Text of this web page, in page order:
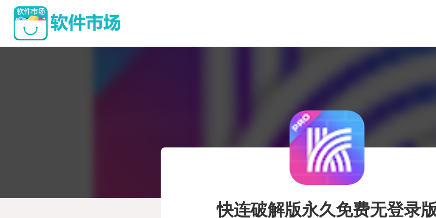
快连破解版永久免费无登录